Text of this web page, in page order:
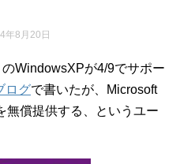
年8月20日
WindowsXPが4/9でサポー
ログで書いたが、Microsoft
無償提供する、というユー